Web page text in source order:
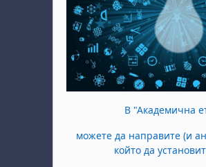
В "Академична
можете да направите (и
който да